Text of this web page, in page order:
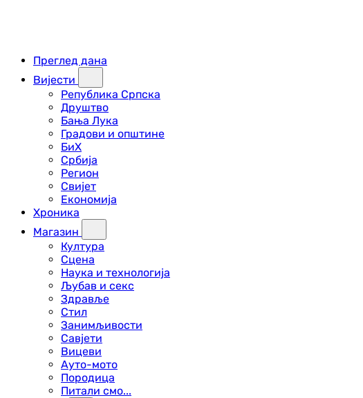
Преглед дана
Вијести
Република Српска
Друштво
Бања Лука
Градови и општине
БиХ
Србија
Регион
Свијет
Економија
Хроника
Магазин
Култура
Сцена
Наука и технологија
Љубав и секс
Здравље
Стил
Занимљивости
Савјети
Вицеви
Ауто-мото
Породица
Питали смо...